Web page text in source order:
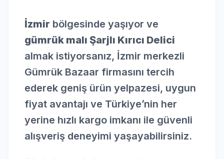
İzmir bölgesinde yaşıyor ve
gümrük malı Şarjlı Kırıcı Delici
almak istiyorsanız, İzmir merkezli
Gümrük Bazaar firmasını tercih
ederek geniş ürün yelpazesi, uygun
fiyat avantajı ve Türkiye’nin her
yerine hızlı kargo imkanı ile güvenli
alışveriş deneyimi yaşayabilirsiniz.